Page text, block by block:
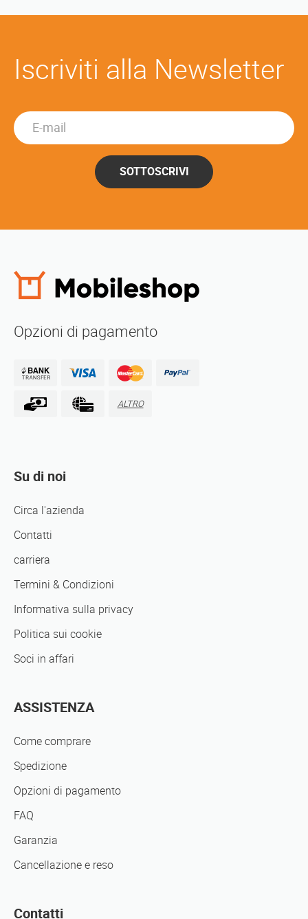
Iscriviti alla Newsletter
SOTTOSCRIVI
Opzioni di pagamento
ALTRO
Su di noi
Circa l'azienda
Contatti
carriera
Termini & Condizioni
Informativa sulla privacy
Politica sui cookie
Soci in affari
ASSISTENZA
Come comprare
Spedizione
Opzioni di pagamento
FAQ
Garanzia
Cancellazione e reso
Contatti